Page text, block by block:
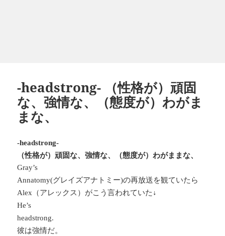
-headstrong- （性格が）頑固
な、強情な、（態度が）わがま
まな、
-headstrong-
（性格が）頑固な、強情な、（態度が）わがままな、
Gray’s
Annatomy(グレイズアナトミー)の再放送を観ていたら
Alex （アレックス）がこう言われていた↓
He’s
headstrong.
彼は強情だ。